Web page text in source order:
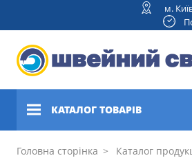
м.
КАТАЛОГ ТОВАРІВ
Швейні машини
Головна сторінка Каталог